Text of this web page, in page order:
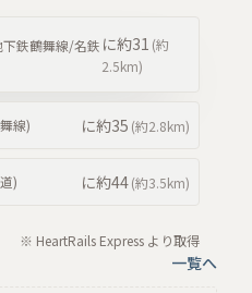
鉄鶴舞線/名鉄 に約31 (約
2.5km)
線) に約35 (約2.8km)
) に約44(約3.5km)
※ HeartRails Express より取得
一覧へ